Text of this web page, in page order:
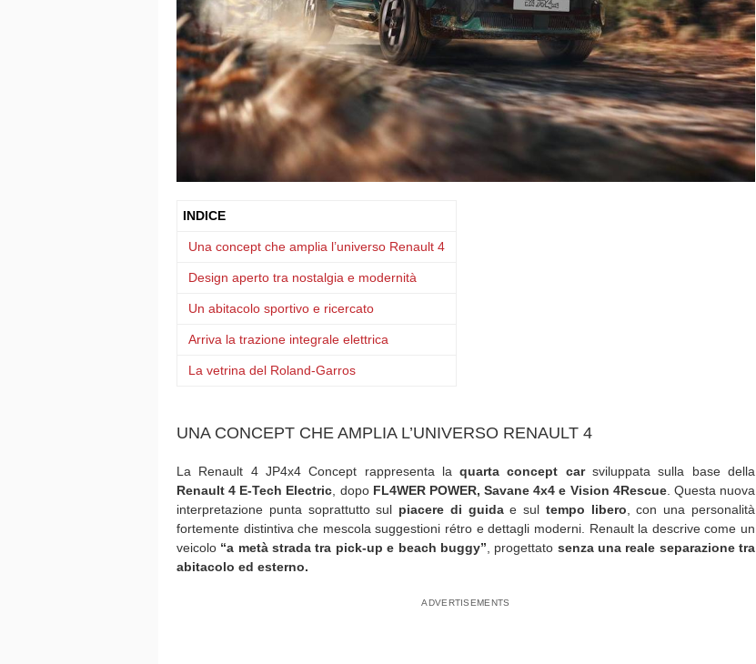
INDICE
Una concept che amplia l’universo Renault 4
Design aperto tra nostalgia e modernità
Un abitacolo sportivo e ricercato
Arriva la trazione integrale elettrica
La vetrina del Roland-Garros
UNA CONCEPT CHE AMPLIA L’UNIVERSO RENAULT 4
La Renault 4 JP4x4 Concept rappresenta laquarta concept carsviluppata sulla base della
Renault 4 E-Tech Electric , dopo FL4WER POWER, Savane 4x4 e Vision 4Rescue. Questa nuova
interpretazione punta soprattutto sul piacere di guidae sul tempo libero , con una personalità
fortemente distintiva che mescola suggestioni rétro e dettagli moderni. Renault la descrive come un
veicolo “a metà strada tra pick-up e beach buggy” , progettato senza una reale separazione tra
abitacolo ed esterno.